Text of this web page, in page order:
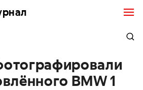
BMW 1